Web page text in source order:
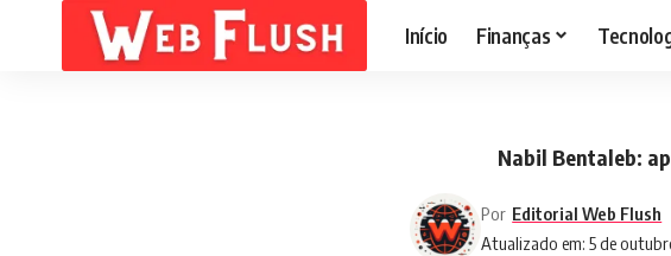
Início Finanças
Nabil Bentaleb:
Atualizado em: 5 de
Por Editorial Web Flush